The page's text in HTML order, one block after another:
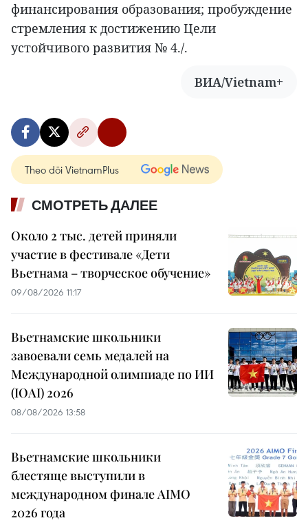
финансирования образования; пробуждение
стремления к достижению Цели
устойчивого развития № 4./.
ВИА/Vietnam+
Theo dõi VietnamPlus
СМОТРЕТЬ ДАЛЕЕ
Около 2 тыс. детей приняли
участие в фестивале «Дети
Вьетнама – творческое обучение»
09/08/2026 11:17
Вьетнамские школьники
завоевали семь медалей на
Международной олимпиаде по ИИ
(IOAI) 2026
08/08/2026 13:58
Вьетнамские школьники
блестяще выступили в
международном финале AIMO
2026 года